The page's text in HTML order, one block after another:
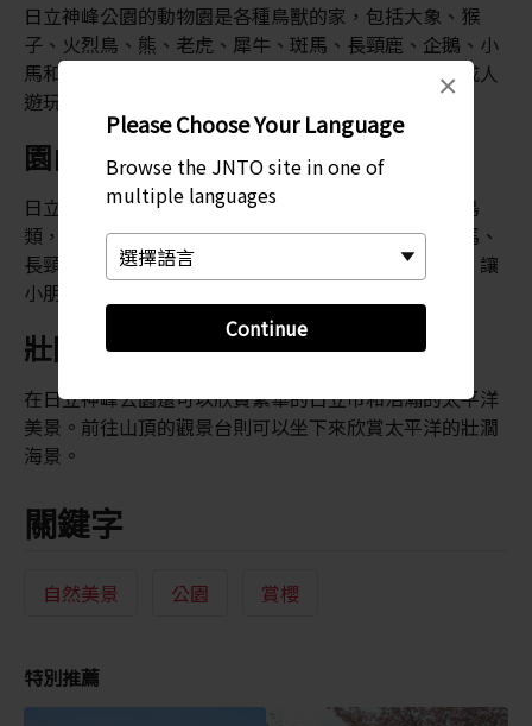
Please Choose Your Language
Browse the JNTO site in one of
multiple languages
Continue
×
日立神峰公園的動物園是各種鳥獸的家，包括大象、猴
子、火烈鳥、熊、老虎、犀牛、斑馬、長頸鹿、企鵝、小
馬和蛇。「休閒地」則是一座適合年紀較長的孩童和成人
遊玩的遊樂園。
園內動物園
日立神峰公園內設有一座動物園，裡面有各種動物和鳥
類，包括大象、猴子、大猩猩、熊、老虎、犀牛、斑馬、
長頸鹿、企鵝、驢和綿羊等。這裡亦設有可愛動物區，讓
小朋友可以接觸及認識兔子等各種溫馴小動物。
壯闊海景
在日立神峰公園還可以欣賞繁華的日立市和浩瀚的太平洋
美景。前往山頂的觀景台則可以坐下來欣賞太平洋的壯濶
海景。
關鍵字
自然美景 公園 賞櫻
特別推薦